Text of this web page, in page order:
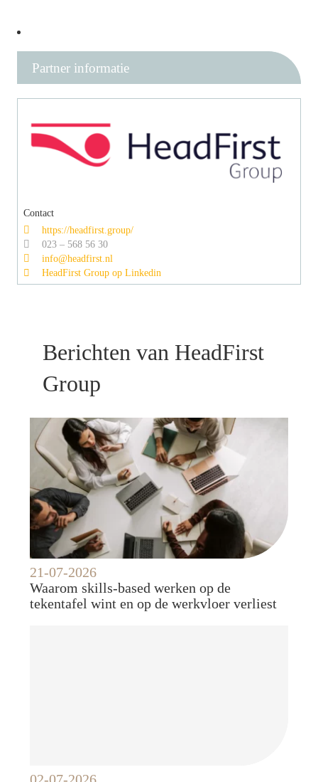
Partner informatie
Contact
https://headfirst.group/
023 – 568 56 30
info@headfirst.nl
HeadFirst Group op Linkedin
Berichten van HeadFirst
Group
21-07-2026
Waarom skills-based werken op de
tekentafel wint en op de werkvloer verliest